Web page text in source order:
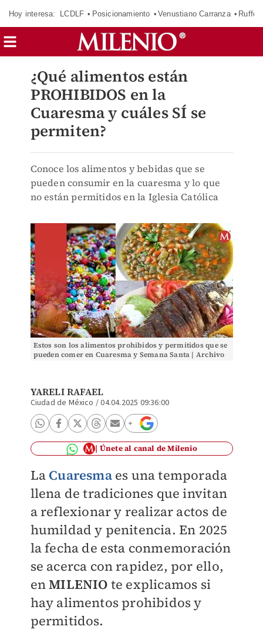
Hoy interesa: LCDLF Posicionamiento Venustiano Carranza Ruffo
¿Qué alimentos están
PROHIBIDOS en la
Cuaresma y cuáles SÍ se
permiten?
Conoce los alimentos y bebidas que se
pueden consumir en la cuaresma y lo que
no están permitidos en la Iglesia Católica
Estos son los alimentos prohibidos y permitidos que se
pueden comer en Cuaresma y Semana Santa | Archivo
YARELI RAFAEL
Ciudad de México /04.04.2025 09:36:00
Únete al canal de Milenio
La Cuaresma es una temporada
llena de tradiciones que invitan
a reflexionar y realizar actos de
humildad y penitencia. En 2025
la fecha de esta conmemoración
se acerca con rapidez, por ello,
enMILENIO te explicamos si
hay alimentos prohibidos y
permitidos.